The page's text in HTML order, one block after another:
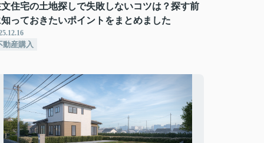
住宅の土地探しで失敗しないコツは？探す前
っておきたいポイントをまとめました
動産購入